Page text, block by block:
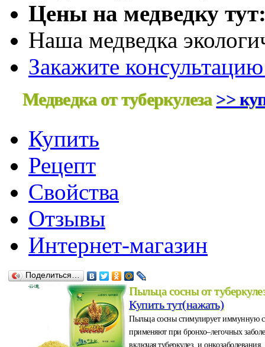
Цены на медведку
Наша медведка
Закажите
Медведка от туберкулеза >>
Купить
Рецепт
Свойства
Отзывы
Интернет-магазин
Поделиться…
Пыльца сосны от
Купить тут(нажать)
Пыльца сосны стимулирует иммунную
применяют при бронхо–легочных
включая туберкулез, и онкозаболевания.